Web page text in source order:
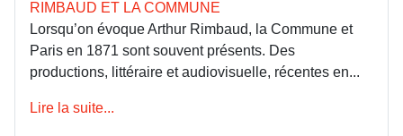
RIMBAUD ET LA COMMUNE
Lorsqu’on évoque Arthur Rimbaud, la Commune et
Paris en 1871 sont souvent présents. Des
productions, littéraire et audiovisuelle, récentes en...
Lire la suite...